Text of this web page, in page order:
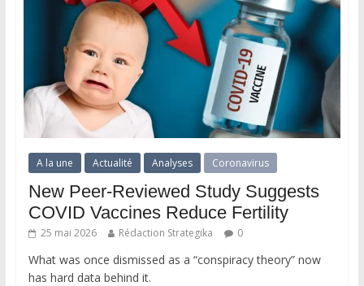
A la une Actualité Analyses Coronavirus
New Peer-Reviewed Study Suggests
COVID Vaccines Reduce Fertility
25 mai 2026 Rédaction Strategika 0
What was once dismissed as a “conspiracy theory” now
has hard data behind it.